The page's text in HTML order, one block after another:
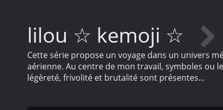
lilou ☆ kemoji ☆
Cette série propose un voyage dans un univers
aérienne. Au centre de mon travail, symboles
légèreté, frivolité et brutalité sont présentes...